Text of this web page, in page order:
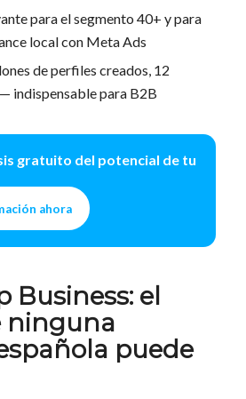
para el segmento 40+ y para
local con Meta Ads
de perfiles creados, 12
indispensable para B2B
gratuito del potencial de tu
ahora
Business: el
ninguna
puede